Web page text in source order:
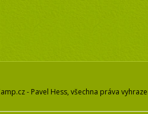
- Pavel Hess, všechna práva